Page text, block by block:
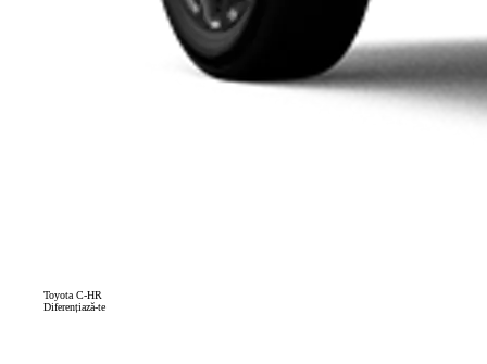
Toyota C-HR
Diferențiază-te